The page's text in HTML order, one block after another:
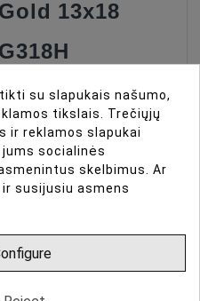
For One Photo
13x18
13x18
iš plastiko su
klasiką ir eleganciją.
apsaugo jūsų
su slapukais našumo,
tikslais. Trečiųjų
ir reklamos slapukai
socialinės
skelbimus. Ar
susijusiu asmens